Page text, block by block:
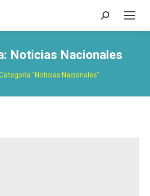
Buscar:
Noticias Nacionales
"Noticias Nacionales"